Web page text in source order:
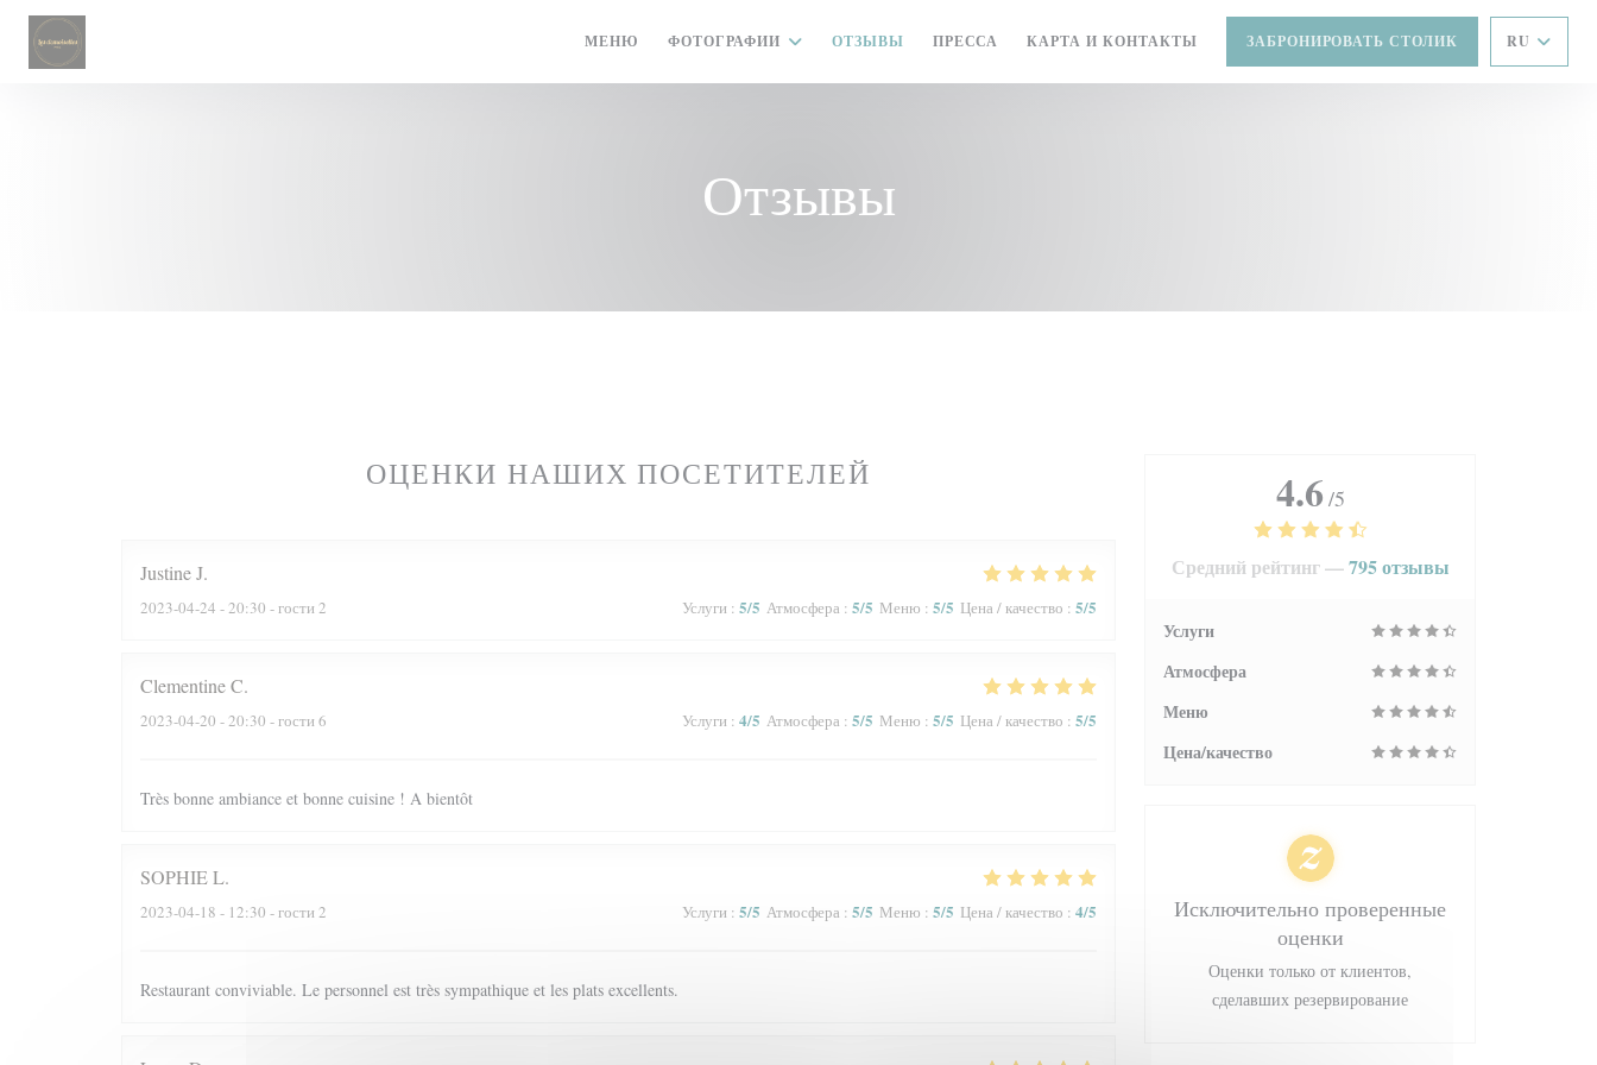
Панель управления cookies
МЕНЮ ФОТОГРАФИИ ОТЗЫВЫ ПРЕССА КАРТА И КОНТАКТЫ ЗАБРОНИРОВАТЬ СТОЛИК RU
Отзывы
ОЦЕНКИ НАШИХ ПОСЕТИТЕЛЕЙ
JustineJ
2023-04-24 - 20:30 - гости 2 Услуги : 5/5 Атмосфера : 5/5 Меню : 5/5 Цена / качество : 5/5
ClementineC
2023-04-20 - 20:30 - гости 6 Услуги : 4/5 Атмосфера : 5/5 Меню : 5/5 Цена / качество : 5/5
Très bonne ambiance et bonne cuisine ! A bientôt
SOPHIEL
2023-04-18 - 12:30 - гости 2 Услуги : 5/5 Атмосфера : 5/5 Меню : 5/5 Цена / качество : 4/5
Restaurant conviviable. Le personnel est très sympathique et les plats excellents.
4.6 /5
Средний рейтинг —795 отзывы
Услуги
Атмосфера
Меню
Цена/качество
Исключительно проверенные
оценки
Оценки только от клиентов,
сделавших резервирование